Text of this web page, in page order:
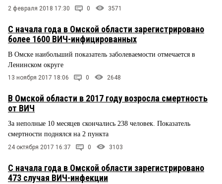
2 февраля 2018 17:30 0 3571
С начала года в Омской области зарегистрировано
более 1600 ВИЧ-инфицированных
В Омске наибольший показатель заболеваемости отмечается в
Ленинском округе
13 ноября 2017 18:06 0 2648
В Омской области в 2017 году возросла смертность
от ВИЧ
За неполные 10 месяцев скончались 238 человек. Показатель
смертности поднялся на 2 пункта
24 октября 2017 16:37 0 3103
С начала года в Омской области зарегистрировано
473 случая ВИЧ-инфекции